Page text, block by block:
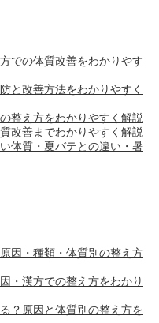
での体質改善をわかりやす
と改善方法をわかりやすく
整え方をわかりやすく解説
改善までわかりやすく解説
体質・夏バテとの違い・暑
因・種類・体質別の整え方
・漢方での整え方をわかり
？原因と体質別の整え方を